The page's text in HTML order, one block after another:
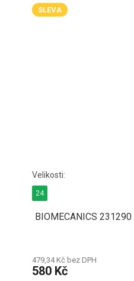
SLEVA
BIOMECANICS
479,34 Kč bez DPH
580 Kč
24